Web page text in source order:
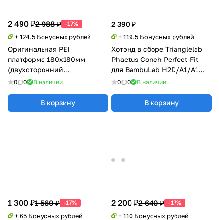
2 490 ₽2 988 ₽ -17%
+ 124.5 Бонусных рублей
Оригинальная PEI
платформа 180x180мм
(двухсторонний
текстурированный PEI)
0 0 В наличии
В корзину
2 390 ₽
+ 119.5 Бонусных рублей
Хотэнд в сборе Trianglelab
Phaetus Conch Perfect Fit
для BambuLab H2D/A1/A1
mini
0 0 В наличии
В корзину
1 300 ₽1 560 ₽ -17%
+ 65 Бонусных рублей
2 200 ₽2 640 ₽ -17%
+ 110 Бонусных рублей